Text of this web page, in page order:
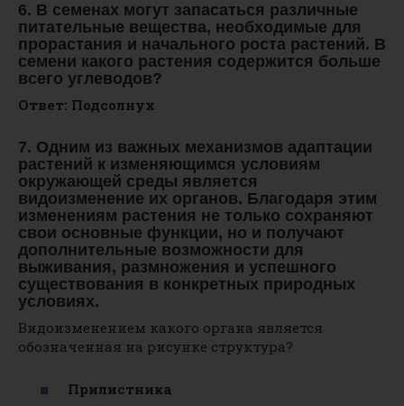
6. В семенах могут запасаться различные
питательные вещества, необходимые для
прорастания и начального роста растений. В
семени какого растения содержится больше
всего углеводов?
Ответ: Подсолнух
7. Одним из важных механизмов адаптации
растений к изменяющимся условиям
окружающей среды является
видоизменение их органов. Благодаря этим
изменениям растения не только сохраняют
свои основные функции, но и получают
дополнительные возможности для
выживания, размножения и успешного
существования в конкретных природных
условиях.
Видоизменением какого органа является
обозначенная на рисунке структура?
Прилистника